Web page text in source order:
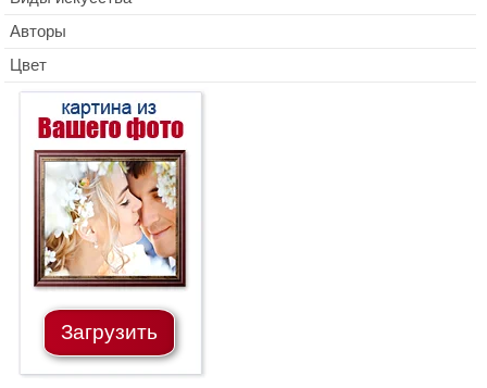
Авторы
Цвет
Загрузить